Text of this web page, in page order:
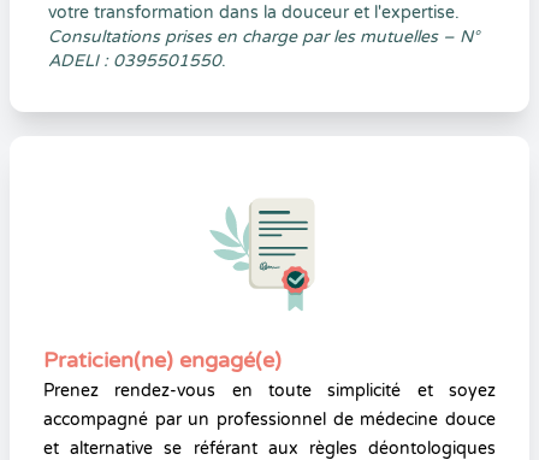
votre transformation dans la douceur et l'expertise.
Consultations prises en charge par les mutuelles – N°
ADELI : 0395501550.
Praticien(ne) engagé(e)
Prenez rendez-vous en toute simplicité et soyez
accompagné par un professionnel de médecine douce
et alternative se référant aux règles déontologiques